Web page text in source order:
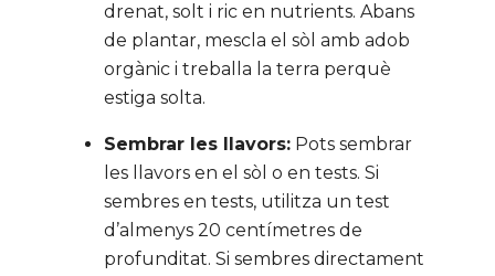
drenat, solt i ric en nutrients. Abans
de plantar, mescla el sòl amb adob
orgànic i treballa la terra perquè
estiga solta.
Sembrar les llavors: Pots sembrar
les llavors en el sòl o en tests. Si
sembres en tests, utilitza un test
d’almenys 20 centímetres de
profunditat. Si sembres directament